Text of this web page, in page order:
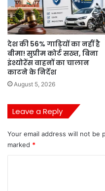
देश की 56% गाड़ियों का नहीं है
बीमा! सुप्रीम कोर्ट सख्त, बिना
इंश्योरेंस वाहनों का चालान
काटने के निर्देश
August 5, 2026
Leave a Reply
Your email address will not be
marked *